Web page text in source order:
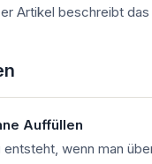
Artikel beschreibt
Auffüllen
wenn man